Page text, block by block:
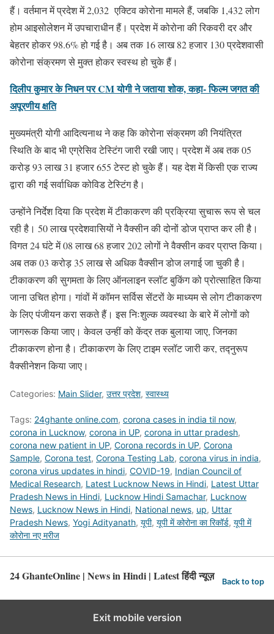
हैं। वर्तमान में प्रदेश में 2,032 एक्टिव कोरोना मामले हैं, जबकि 1,432 लोग
होम आइसोलेशन में उपचाराधीन हैं। प्रदेश में कोरोना की रिकवरी दर और
बेहतर होकर 98.6% हो गई है। अब तक 16 लाख 82 हजार 130 प्रदेशवासी
कोरोना संक्रमण से मुक्त होकर स्वस्थ हो चुके हैं।
दिलीप कुमार के निधन पर CM योगी ने जताया शोक, कहा- फिल्म जगत की
अपूरणीय क्षति
मुख्यमंत्री योगी आदित्यनाथ ने कह कि कोरोना संक्रमण की नियंत्रित
स्थिति के बाद भी एग्रेसिव टेस्टिंग जारी रखी जाए। प्रदेश में अब तक 05
करोड़ 93 लाख 31 हजार 655 टेस्ट हो चुके हैं। यह देश में किसी एक राज्य
द्वारा की गई सर्वाधिक कोविड टेस्टिंग है।
उन्होंने निर्देश दिया कि प्रदेश में टीकाकरण की प्रक्रिया सुचारू रूप से चल
रही है। 50 लाख प्रदेशवासियों ने वैक्सीन की दोनों डोज प्राप्त कर ली है।
विगत 24 घंटे में 08 लाख 68 हजार 202 लोगों ने वैक्सीन कवर प्राप्त किया।
अब तक 03 करोड़ 35 लाख से अधिक वैक्सीन डोज लगाई जा चुकी है।
टीकाकरण की सुगमता के लिए ऑनलाइन स्लॉट बुकिंग को प्रोत्साहित किया
जाना उचित होगा। गांवों में कॉमन सर्विस सेंटरों के माध्यम से लोग टीकाकरण
के लिए पंजीयन करा सकते हैं। इस निःशुल्क व्यवस्था के बारे में लोगों को
जागरूक किया जाए। केवल उन्हीं को केंद्र तक बुलाया जाए, जिनका
टीकाकरण होना है। टीकाकरण के लिए टाइम स्लॉट जारी कर, तद्नुरूप
वैक्सीनेशन किया जाए।
Categories: Main Slider, उत्तर प्रदेश, स्वास्थ्य
Tags: 24ghante online.com, corona cases in india til now,
corona in Lucknow, corona in UP, corona in uttar pradesh,
corona new patient in UP, Corona records in UP, Corona
Sample, Corona test, Corona Testing Lab, corona virus in india,
corona virus updates in hindi, COVID-19, Indian Council of
Medical Research, Latest Lucknow News in Hindi, Latest Uttar
Pradesh News in Hindi, Lucknow Hindi Samachar, Lucknow
News, Lucknow News in Hindi, National news, up, Uttar
Pradesh News, Yogi Adityanath, यूपी, यूपी में कोरोना का रिकॉर्ड, यूपी में
कोरोना नए मरीज
24 GhanteOnline | News in Hindi | Latest हिंदी न्यूज़ Back to top
Exit mobile version